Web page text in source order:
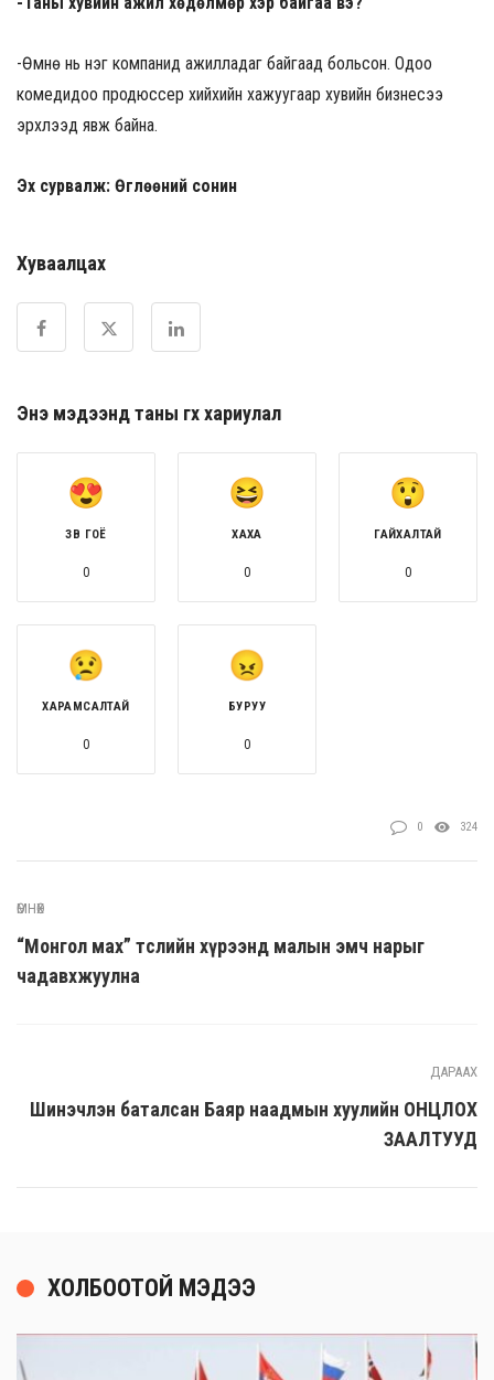
-Өмнө нь нэг компанид ажилладаг байгаад больсон. Одоо
комедидоо продюссер хийхийн хажуугаар хувийн бизнесээ
эрхлээд явж байна.
Эх сурвалж: Өглөөний сонин
Хуваалцах
Энэ мэдээнд таны өгөх хариулал
ЗӨВ ГОЁ
0
ХАХА
0
ГАЙХАЛТАЙ
0
ХАРАМСАЛТАЙ
0
БУРУУ
0
0 324
ӨМНӨХ
“Монгол мах” төслийн хүрээнд малын эмч нарыг
чадавхжуулна
ДАРААХ
Шинэчлэн баталсан Баяр наадмын хуулийн ОНЦЛОХ
ЗААЛТУУД
ХОЛБООТОЙ МЭДЭЭ